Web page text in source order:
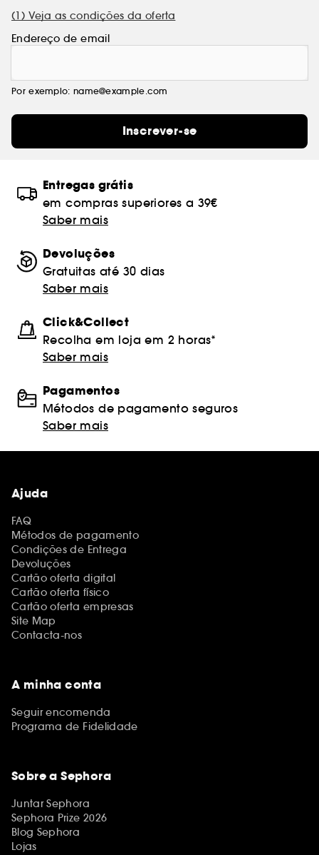
(1) Veja as condições da oferta
Endereço de email
Por exemplo: name@example.com
Inscrever-se
Entregas grátis
em compras superiores a 39€
Saber mais
Devoluções
Gratuitas até 30 dias
Saber mais
Click&Collect
Recolha em loja em 2 horas*
Saber mais
Pagamentos
Métodos de pagamento seguros
Saber mais
Ajuda
FAQ
Métodos de pagamento
Condições de Entrega
Devoluções
Cartão oferta digital
Cartão oferta físico
Cartão oferta empresas
Site Map
Contacta-nos
A minha conta
Seguir encomenda
Programa de Fidelidade
Sobre a Sephora
Juntar Sephora
Sephora Prize 2026
Blog Sephora
Lojas